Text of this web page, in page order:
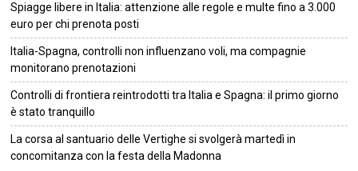
Spiagge libere in Italia: attenzione alle regole e multe fino a 3.000
euro per chi prenota posti
Italia-Spagna, controlli non influenzano voli, ma compagnie
monitorano prenotazioni
Controlli di frontiera reintrodotti tra Italia e Spagna: il primo giorno
è stato tranquillo
La corsa al santuario delle Vertighe si svolgerà martedì in
concomitanza con la festa della Madonna